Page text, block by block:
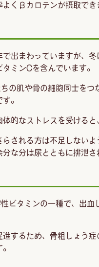
よくβカロテンが摂取でき
で出まわっていますが、
ミンCを含んでいます。
の肌や骨の細胞同士を
。
体的なストレスを受ける
らされる方は不足しない
分な分は尿とともに排泄
ビタミンの一種で、出
進するため、骨粗しょう